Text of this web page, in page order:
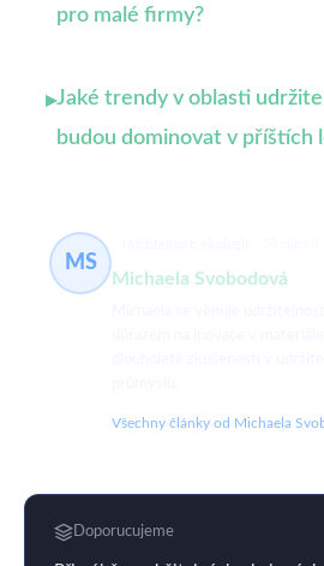
pro malé firmy?
▸Jaké trendy v oblasti
budou dominovat v příštích
MS
Michaela Svobodová
Všechny články od Michaela
Doporucujeme